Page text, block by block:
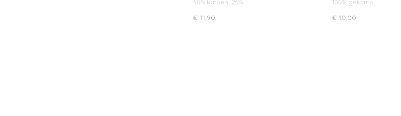
50% katoen, 25%…
€ 11,90
100% gekamd…
€ 10,00